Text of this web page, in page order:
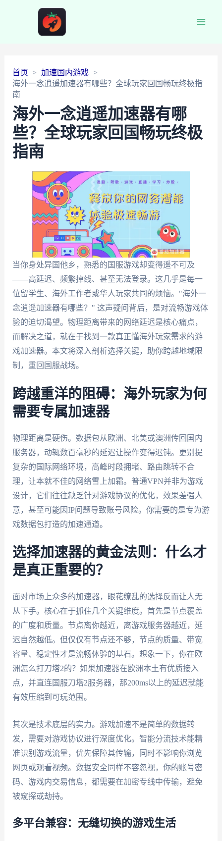
首页
加速国内游戏
海外一念逍遥加速器有哪些？全球玩家回国畅玩终极指
南
海外一念逍遥加速器有哪
些？全球玩家回国畅玩终极
指南
当你身处异国他乡，熟悉的国服游戏却变得遥不可及
——高延迟、频繁掉线、甚至无法登录。这几乎是每一
位留学生、海外工作者或华人玩家共同的烦恼。"海外一
念逍遥加速器有哪些？" 这声疑问背后，是对流畅游戏体
验的迫切渴望。物理距离带来的网络延迟是核心痛点，
而解决之道，就在于找到一款真正懂海外玩家需求的游
戏加速器。本文将深入剖析选择关键，助你跨越地域限
制，重回国服战场。
跨越重洋的阻碍：海外玩家为何
需要专属加速器
物理距离是硬伤。数据包从欧洲、北美或澳洲传回国内
服务器，动辄数百毫秒的延迟让操作变得迟钝。更别提
复杂的国际网络环境，高峰时段拥堵、路由跳转不合
理，让本就不佳的网络雪上加霜。普通VPN并非为游戏
设计，它们往往缺乏针对游戏协议的优化，效果差强人
意，甚至可能因IP问题导致账号风险。你需要的是专为游
戏数据包打造的加速通道。
选择加速器的黄金法则：什么才
是真正重要的？
面对市场上众多的加速器，眼花缭乱的选择反而让人无
从下手。核心在于抓住几个关键维度。首先是节点覆盖
的广度和质量。节点离你越近，离游戏服务器越近，延
迟自然越低。但仅仅有节点还不够，节点的质量、带宽
容量、稳定性才是流畅体验的基石。想象一下，你在欧
洲怎么打刀塔2的？如果加速器在欧洲本土有优质接入
点，并直连国服刀塔2服务器，那200ms以上的延迟就能
有效压缩到可玩范围。
其次是技术底层的实力。游戏加速不是简单的数据转
发，需要对游戏协议进行深度优化。智能分流技术能精
准识别游戏流量，优先保障其传输，同时不影响你浏览
网页或观看视频。数据安全同样不容忽视，你的账号密
码、游戏内交易信息，都需要在加密专线中传输，避免
被窥探或劫持。
多平台兼容：无缝切换的游戏生活